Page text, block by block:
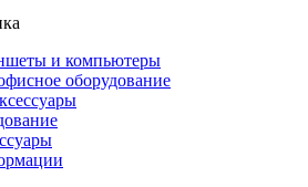
и компьютеры
оборудование